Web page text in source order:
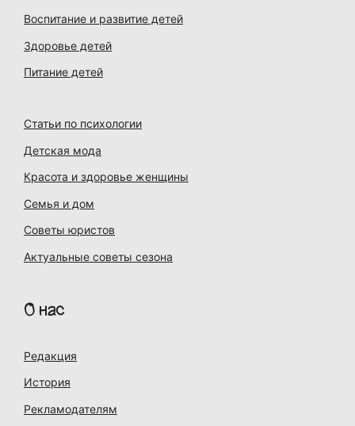
Воспитание и развитие детей
Здоровье детей
Питание детей
Статьи по психологии
Детская мода
Красота и здоровье женщины
Семья и дом
Советы юристов
Актуальные советы сезона
О нас
Редакция
История
Рекламодателям